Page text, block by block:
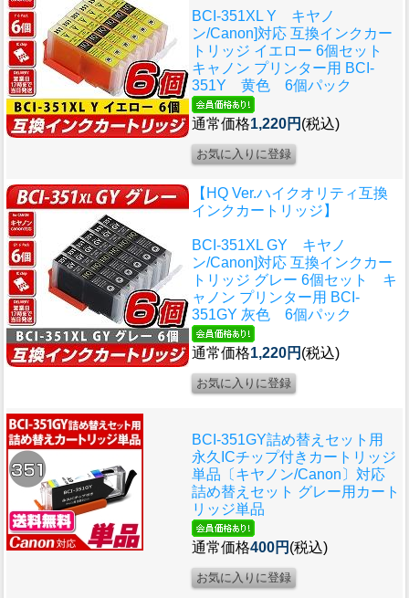
BCI-351XL Y キヤノ
ン/Canon]対応 互換インクカー
トリッジ イエロー 6個セット
キャノン プリンター用 BCI-
351Y 黄色 6個パック
通常価格1,220円 (税込)
【HQ Ver.ハイクオリティ互換
インクカートリッジ】
BCI-351XL GY キヤノ
ン/Canon]対応 互換インクカー
トリッジ グレー 6個セット キ
ャノン プリンター用 BCI-
351GY 灰色 6個パック
通常価格1,220円 (税込)
BCI-351GY詰め替えセット用
永久ICチップ付きカートリッジ
単品〔キヤノン/Canon〕対応
詰め替えセット グレー用カート
リッジ単品
通常価格400円 (税込)